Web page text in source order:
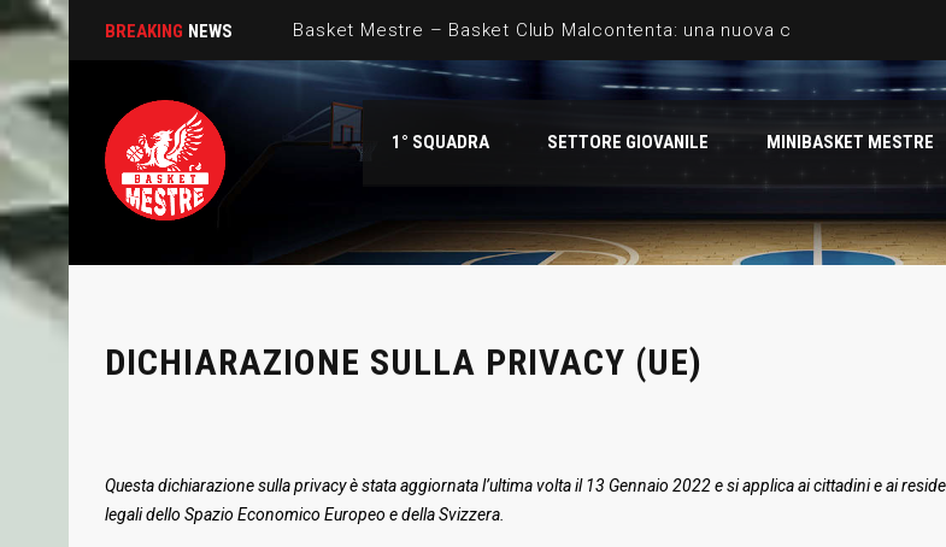
BREAKING NEWS Basket Mestre – Basket Club Malcontenta: una nuova collaborazione
Un incontro d’eccezione per il Grifone!
Basket Mestre, due promesse della pallacanestro italiana in biancorosso
Gemini Mestre al Taliercio anche per la stagione 2026/27. Raggiunto
1° SQUADRA SETTORE GIOVANILE MINIBASKET MESTRE
DICHIARAZIONE SULLA PRIVACY (UE)
Questa dichiarazione sulla privacy è stata aggiornata l’ultima volta il 13 Gennaio 2022 e si applica ai cittadini e ai
legali dello Spazio Economico Europeo e della Svizzera.